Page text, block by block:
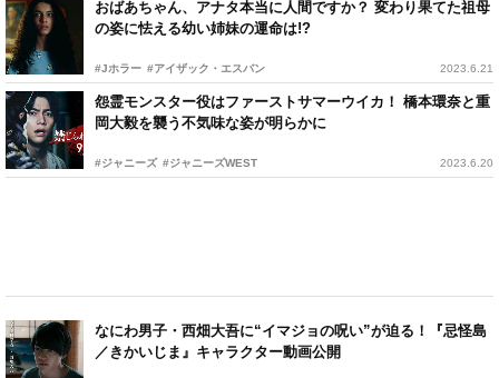
おばあちゃん、アナタ本当に人間ですか？ 変わり果てた祖母
の姿に怯える幼い姉妹の運命は!?
#Jホラー #アイザック・エスバン 2023.6.21
怨霊モンスター役はファーストサマーウイカ！ 橋本環奈と重
岡大毅を襲う不気味な姿が明らかに
#ジャニーズ #ジャニーズWEST 2023.6.20
なにわ男子・西畑大吾に“イマジョの呪い”が迫る！『忌怪島
／きかいじま』キャラクター動画公開